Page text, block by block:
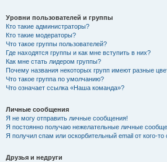
Уровни пользователей и группы
Кто такие администраторы?
Кто такие модераторы?
Что такое группы пользователей?
Где находятся группы и как мне вступить в них?
Как мне стать лидером группы?
Почему названия некоторых групп имеют разные
Что такое группа по умолчанию?
Что означает ссылка «Наша команда»?
Личные сообщения
Я не могу отправить личные сообщения!
Я постоянно получаю нежелательные личные
Я получил спам или оскорбительный email от кого-то
Друзья и недруги